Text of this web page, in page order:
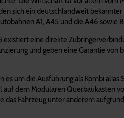
sich ein deutschlandweit
A1, A45 und die A46 sowie
eine direkte
und geben eine Garantie von
um die Ausführung als Kombi alias
dem Modularen Querbaukasten
das Fahrzeug unter anderem